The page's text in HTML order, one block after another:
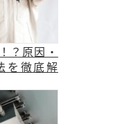
？原因・
を徹底解